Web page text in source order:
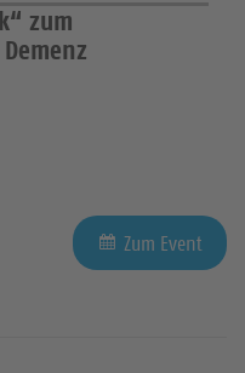
zum
Zum Event